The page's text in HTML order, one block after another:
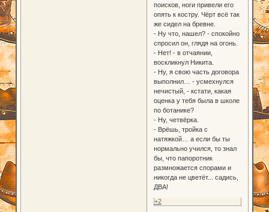
поисков, ноги привели его
опять к костру. Чёрт всё так
же сидел на бревне.
- Ну что, нашел? - спокойно
спросил он, глядя на огонь.
- Нет! - в отчаянии,
воскликнул Никита.
- Ну, я свою часть договора
выполнил… - усмехнулся
нечистый, - кстати, какая
оценка у тебя была в школе
по ботанике?
- Ну, четвёрка.
- Врёшь, тройка с
натяжкой… а если бы ты
нормально учился, то знал
бы, что папоротник
размножается спорами и
никогда не цветёт... садись,
ДВА!
+2